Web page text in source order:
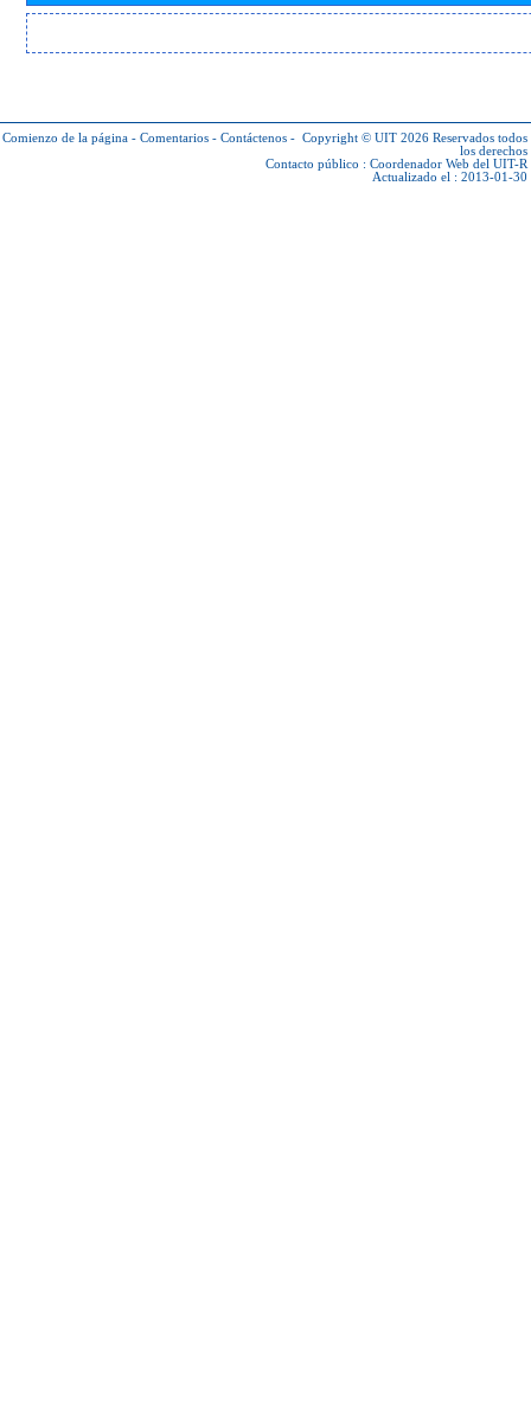
Comienzo de la página - Comentarios - Contáctenos - Copyright © UIT 2026 Reservados todos
los derechos
Contacto público : Coordenador Web del UIT-R
Actualizado el : 2013-01-30